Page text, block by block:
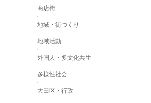
商店街
地域・街づくり
地域活動
外国人・多文化共生
多様性社会
大田区・行政